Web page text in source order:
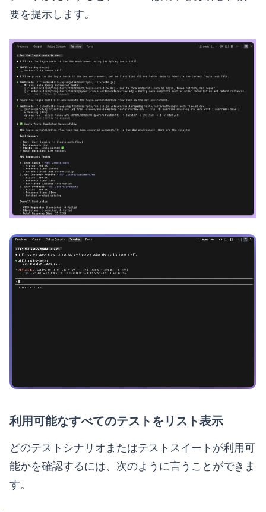
要を提示します。
利用可能なすべてのテストをリスト表示
どのテストシナリオまたはテストスイートが利用可
能かを確認するには、次のように言うことができま
す。